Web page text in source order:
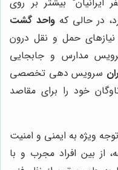
واحد گشت
نیازهای حمل و نقل درون
مدارس و جابجایی
سرویس دهی تخصصی
خود را برای مقاصد
ویژه به ایمنی و امنیت
از بین افراد مجرب و با